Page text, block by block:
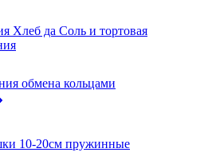
Хлеб да Соль и тортовая
обмена кольцами
10-20см пружинные